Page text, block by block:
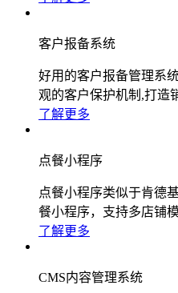
客户报备系统
好用的客户报备管理系
观的客户保护机制,打造
了解更多
点餐小程序
点餐小程序类似于肯德
餐小程序，支持多店铺模
了解更多
CMS内容管理系统